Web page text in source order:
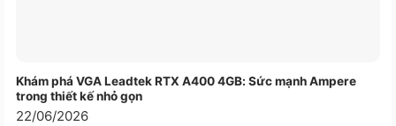
Khám phá VGA Leadtek RTX A400 4GB: Sức mạnh Ampere
trong thiết kế nhỏ gọn
22/06/2026